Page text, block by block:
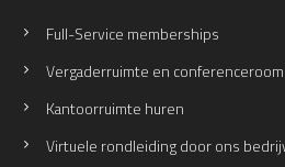
Full-Service memberships
Vergaderruimte en
Kantoorruimte huren
Virtuele rondleiding door ons